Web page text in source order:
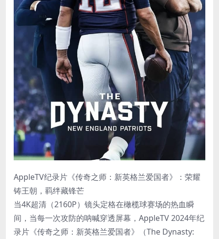
AppleTV纪录片《传奇之师：新英格兰爱国者》：荣耀
铸王朝，羁绊藏锋芒
当4K超清（2160P）镜头定格在橄榄球赛场的热血瞬
间，当每一次攻防的呐喊穿透屏幕，AppleTV 2024年纪
录片《传奇之师：新英格兰爱国者》（The Dynasty: